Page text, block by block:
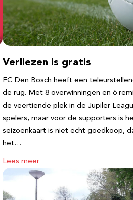
Verliezen is gratis
FC Den Bosch heeft een
de rug. Met 8 overwinningen en 6
de veertiende plek in de Jupiler
spelers, maar voor de supporters is
seizoenkaart is niet echt goedkoop,
het…
Lees meer